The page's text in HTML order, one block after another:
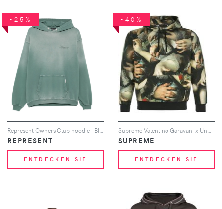
-25%
Represent Owners Club hoodie - Blau
REPRESENT
ENTDECKEN SIE
-40%
Supreme Valentino Garavani x Undercover Kapuzenpullover - Schwarz
SUPREME
ENTDECKEN SIE